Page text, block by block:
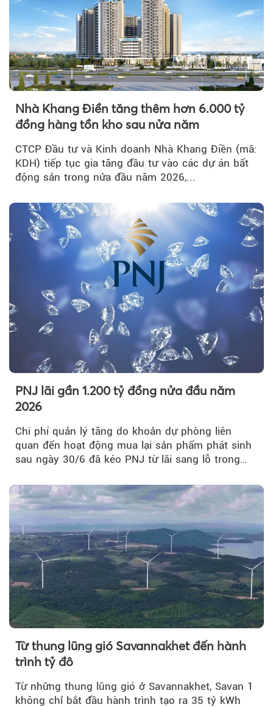
Nhà Khang Điền tăng thêm hơn 6.000 tỷ
đồng hàng tồn kho sau nửa năm
CTCP Đầu tư và Kinh doanh Nhà Khang Điền (mã:
KDH) tiếp tục gia tăng đầu tư vào các dự án bất
động sản trong nửa đầu năm 2026,...
PNJ lãi gần 1.200 tỷ đồng nửa đầu năm
2026
Chi phí quản lý tăng do khoản dự phòng liên
quan đến hoạt động mua lại sản phẩm phát sinh
sau ngày 30/6 đã kéo PNJ từ lãi sang lỗ trong
Từ thung lũng gió Savannakhet đến hành
trình tỷ đô
Từ những thung lũng gió ở Savannakhet, Savan 1
không chỉ bắt đầu hành trình tạo ra 35 tỷ kWh